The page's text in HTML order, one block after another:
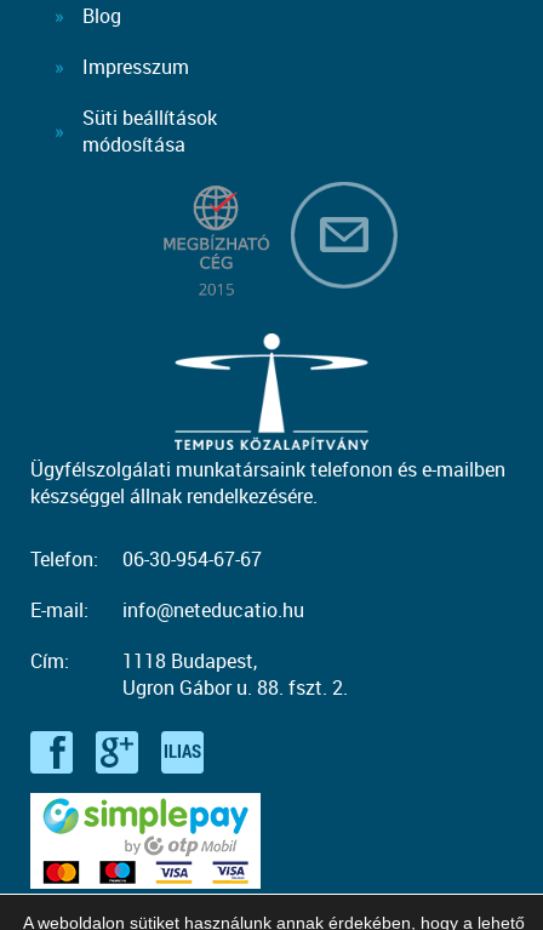
Blog
Impresszum
Süti beállítások
módosítása
Ügyfélszolgálati munkatársaink telefonon és e-mailben
készséggel állnak rendelkezésére.
Telefon:
06-30-954-67-67
E-mail:
info@neteducatio.hu
Cím:
1118 Budapest,
Ugron Gábor u. 88. fszt. 2.
A weboldalon sütiket használunk annak érdekében, hogy a lehető